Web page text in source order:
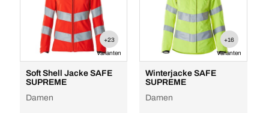
+23
Varianten
Soft Shell Jacke SAFE
SUPREME
Damen
+16
Varianten
Winterjacke SAFE
SUPREME
Damen